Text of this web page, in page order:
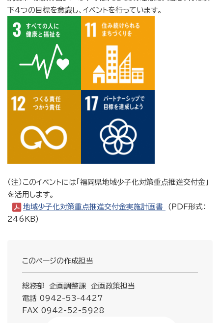
下4つの目標を意識し、イベントを行っています。
（注）このイベントには「福岡県地域少子化対策重点推進交付金」
を活用します。
地域少子化対策重点推進交付金実施計画書
(PDF形式：
246KB)
このページの作成担当
総務部 企画調整課 企画政策担当
電話 0942-53-4427
FAX 0942-52-5928